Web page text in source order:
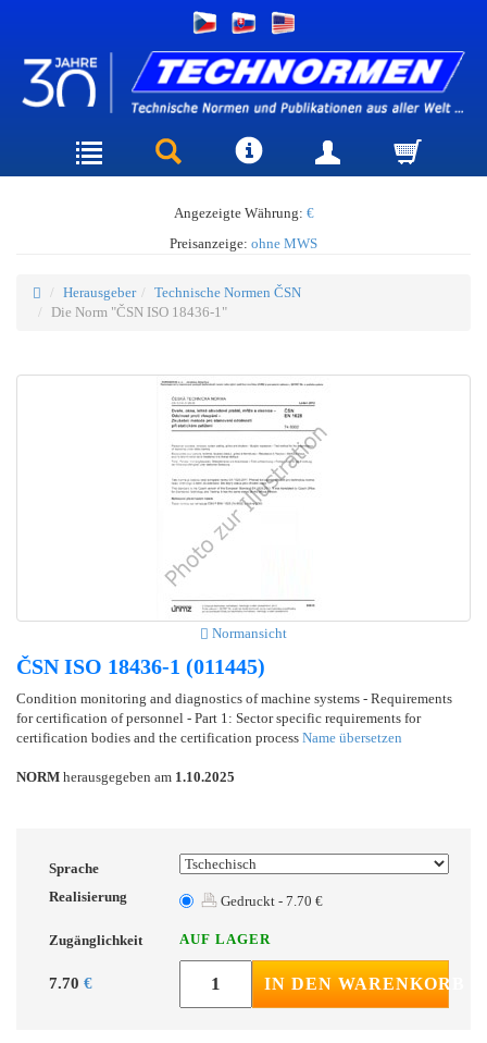
Angezeigte Währung: €
Preisanzeige: ohne MWS
Herausgeber
Technische Normen ČSN
Die Norm "ČSN ISO 18436-1"
Normansicht
ČSN ISO 18436-1 (011445)
Condition monitoring and diagnostics of machine systems - Requirements
for certification of personnel - Part 1: Sector specific requirements for
certification bodies and the certification process Name übersetzen
NORM herausgegeben am 1.10.2025
Sprache
Realisierung
Gedruckt - 7.70 €
Zugänglichkeit AUF LAGER
7.70 € IN DEN WARENKORB